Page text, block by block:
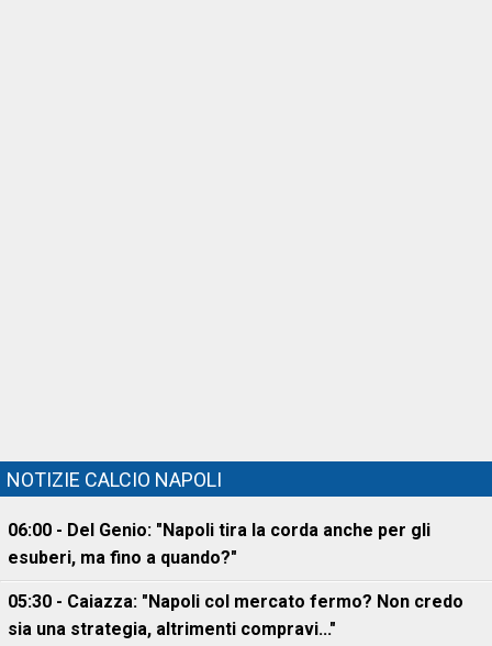
NOTIZIE CALCIO NAPOLI
06:00 - Del Genio: "Napoli tira la corda anche per gli
esuberi, ma fino a quando?"
05:30 - Caiazza: "Napoli col mercato fermo? Non credo
sia una strategia, altrimenti compravi..."